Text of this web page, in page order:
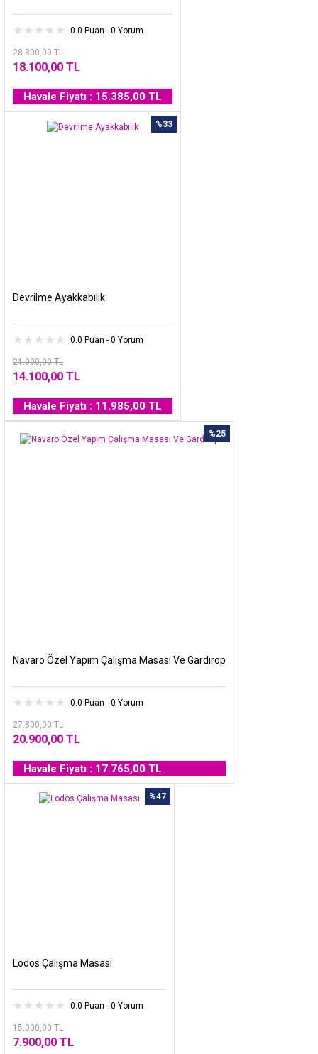
0.0 Puan - 0 Yorum
28.800,00 TL
18.100,00 TL
Havale Fiyatı : 15.385,00 TL
%33
Devrilme Ayakkabılık
0.0 Puan - 0 Yorum
21.000,00 TL
14.100,00 TL
Havale Fiyatı : 11.985,00 TL
%25
Navaro Özel Yapım Çalışma Masası Ve Gardırop
0.0 Puan - 0 Yorum
27.800,00 TL
20.900,00 TL
Havale Fiyatı : 17.765,00 TL
%47
Lodos Çalışma Masası
0.0 Puan - 0 Yorum
15.000,00 TL
7.900,00 TL